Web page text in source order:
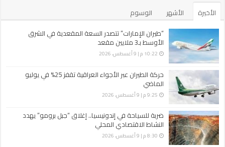
الأخيرة الأشهر
الوسوم
“طيران الإمارات” تتصدر السعة المقعدية في الشرق
الأوسط بـ3 ملايين مقعد
10:22 م | 9 أغسطس، 2026
حركة الطيران عبر الأجواء العراقية تقفز 25% في يوليو
الماضي
9:25 م | 9 أغسطس، 2026
ضربة للسياحة في إندونيسيا.. إغلاق “جبل برومو” يهدد
النشاط الاقتصادي المحلي
8:30 م | 9 أغسطس، 2026